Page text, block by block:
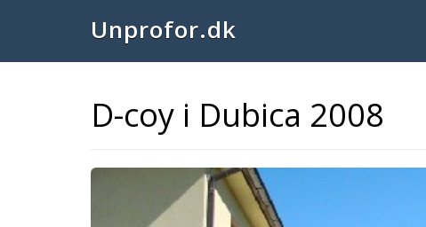
Unprofor.dk
D-coy i Dubica 2008
Previous